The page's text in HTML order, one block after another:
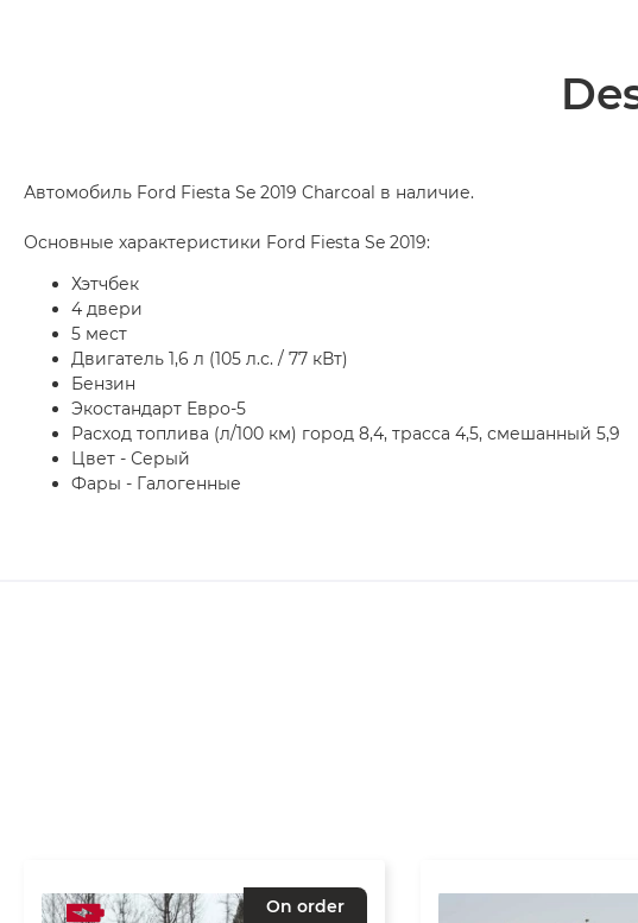
Автомобиль Ford Fiesta Se 2019 Charcoal в наличие.
Основные характеристики Ford Fiesta Se 2019:
Хэтчбек
4 двери
5 мест
Двигатель 1,6 л (105 л.с. / 77 кВт)
Бензин
Экостандарт Евро-5
Расход топлива (л/100 км) город 8,4, трасса 4,5, смешанный 5,9
Цвет - Серый
Фары - Галогенные
On order